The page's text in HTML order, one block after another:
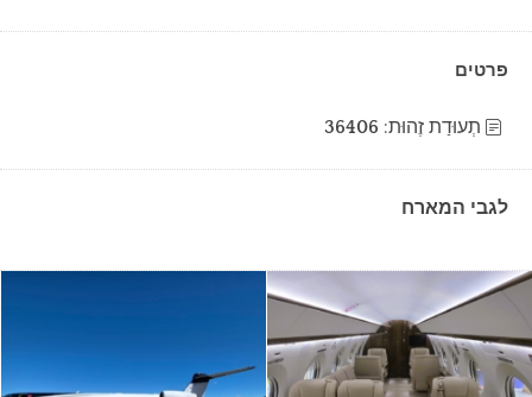
פרטים
36406
לגבי המארח